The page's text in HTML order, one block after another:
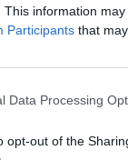
This information
Participants that
Data Processing
opt-out of the